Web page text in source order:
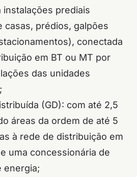
instalações prediais
casas, prédios, galpões
conectada
em BT ou MT por
das unidades
(GD): com até 2,5
áreas da ordem de até 5
à rede de distribuição em
uma concessionária de
energia;